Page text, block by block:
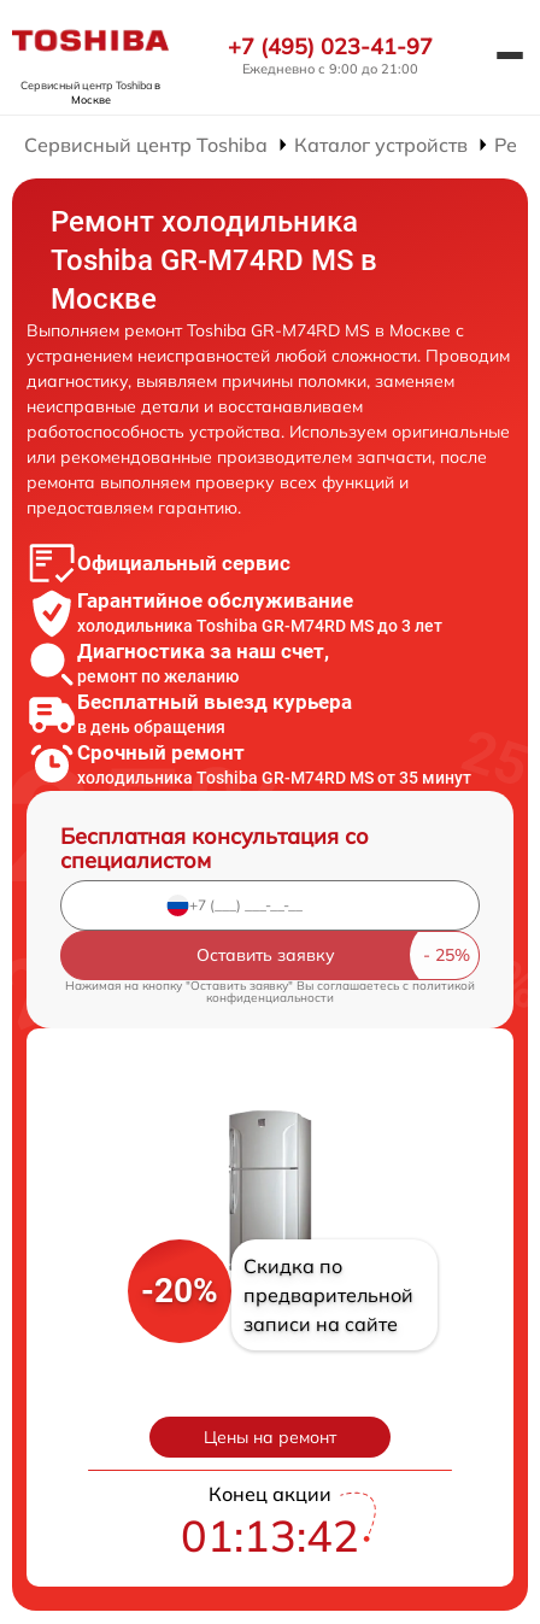
Сервисный центр Toshibaв
Москве
+7 (495) 023-41-97
Ежедневно с 9:00 до 21:00
Сервисный центр Toshiba Каталог устройств
Ремонт холодильника
Toshiba GR-M74RD MS в
Москве
Выполняем ремонт Toshiba GR-M74RD MS в Москве с
устранением неисправностей любой сложности. Проводим
диагностику, выявляем причины поломки, заменяем
неисправные детали и восстанавливаем
работоспособность устройства. Используем оригинальные
или рекомендованные производителем запчасти, после
ремонта выполняем проверку всех функций и
предоставляем гарантию.
Официальный сервис
Гарантийное обслуживание
холодильника Toshiba GR-M74RD MS до 3 лет
Диагностика за наш счет,
ремонт по желанию
Бесплатный выезд курьера
в день обращения
Срочный ремонт
холодильника Toshiba GR-M74RD MS от 35 минут
Бесплатная консультация со
специалистом
Оставить заявку
Нажимая на кнопку "Оставить заявку" Вы соглашаетесь cполитикой
конфиденциальности
-20%
Скидка по
предварительной
записи на сайте
Цены на ремонт
Конец акции
01:13:41